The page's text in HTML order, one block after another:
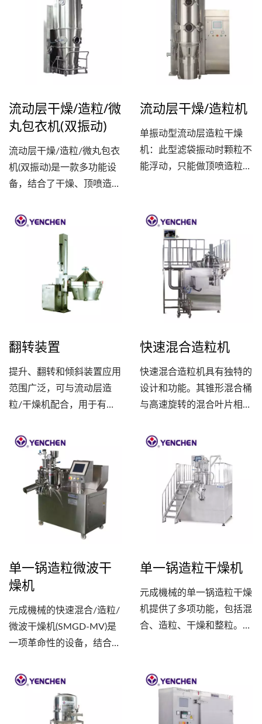
流动层干燥/造粒/微
丸包衣机(双振动)
流动层干燥/造粒/微丸包衣
机(双振动)是一款多功能设
备，结合了干燥、顶喷造
多种功能。符合cGMP、
流动层干燥/造粒机
单振动型流动层造粒干燥
机：此型滤袋振动时颗粒不
能浮动，只能做顶喷造粒和
功能，请选用双振动型流动
层造粒干燥机(FBDD)。
翻转装置
提升、翻转和倾斜装置应用
范围广泛，可与流动层造
粒/干燥机配合，用于有效
给料各种料桶，确保生产线
的顺畅运作。并用于打锭
机、胶囊充填机、膜衣机等
制药设备，为它们提供顺
畅、高效的入料过程。
快速混合造粒机
快速混合造粒机具有独特的
设计和功能。其锥形混合桶
与高速旋转的混合叶片相结
分搅拌、捏合，形成旋涡并
紧密结合成块状物。透过高
速切刀的作用，将这些滚动
的块状物切割成均匀的颗
粒。不仅有效地实现了粉末
和黏合剂的混合，还能确保
单一锅造粒微波干
燥机
元成機械的快速混合/造粒/
微波干燥机(SMGD-MV)是
一项革命性的设备，结合了
实现生产高品质的干燥产
品。这款设备是与台湾食品
工业发展研究所共同开发
单一锅造粒干燥机
元成機械的单一锅造粒干燥
机提供了多项功能，包括混
合、造粒、干燥和整粒。只
产效率，也减少了制程中物
料的搬运、残留物和污染的
产生。设备在密闭下操作，